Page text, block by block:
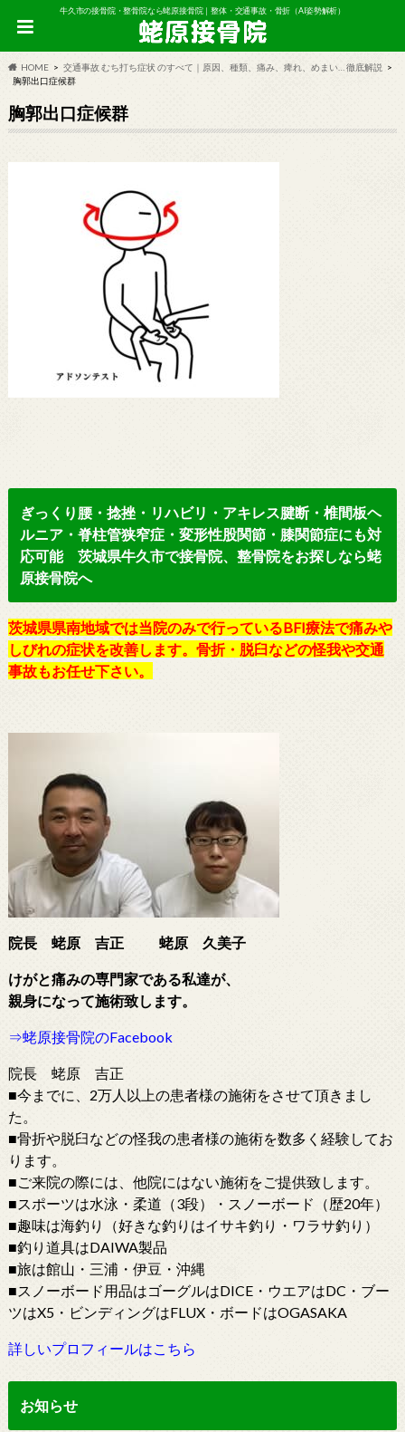
牛久市の接骨院・整骨院なら蛯原接骨院｜整体・交通事故・骨折（AI姿勢解析）
HOME
交通事故 むち打ち症状 のすべて｜原因、種類、痛み、痺れ、めまい… 徹底解説
胸郭出口症候群
胸郭出口症候群
ぎっくり腰・捻挫・リハビリ・アキレス腱断・椎間板ヘ
ルニア・脊柱管狭窄症・変形性股関節・膝関節症にも対
応可能 茨城県牛久市で接骨院、整骨院をお探しなら蛯
原接骨院へ
茨城県県南地域では当院のみで行っているBFI療法で痛みや
しびれの症状を改善します。骨折・脱臼などの怪我や交通
事故もお任せ下さい。
院長 蛯原 吉正 蛯原 久美子
けがと痛みの専門家である私達が、
親身になって施術致します。
⇒蛯原接骨院のFacebook
院長 蛯原 吉正
■今までに、2万人以上の患者様の施術をさせて頂きまし
た。
■骨折や脱臼などの怪我の患者様の施術を数多く経験してお
ります。
■ご来院の際には、他院にはない施術をご提供致します。
■スポーツは水泳・柔道（3段）・スノーボード（歴20年）
■趣味は海釣り（好きな釣りはイサキ釣り・ワラサ釣り）
■釣り道具はDAIWA製品
■旅は館山・三浦・伊豆・沖縄
■スノーボード用品はゴーグルはDICE・ウエアはDC・ブー
ツはX5・ビンディングはFLUX・ボードはOGASAKA
詳しいプロフィールはこちら
お知らせ